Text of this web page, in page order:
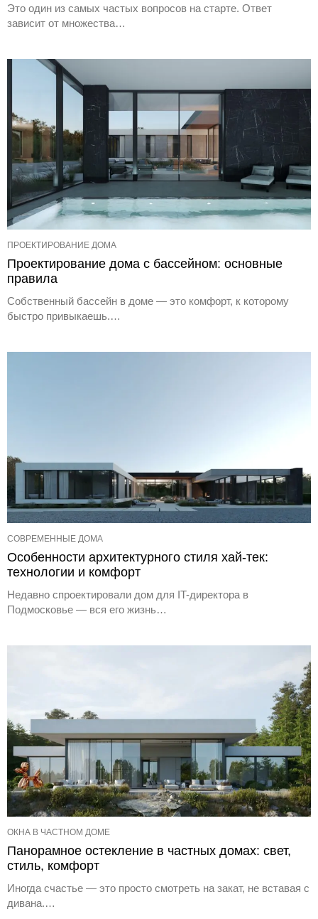
Это один из самых частых вопросов на старте. Ответ
зависит от множества…
ПРОЕКТИРОВАНИЕ ДОМА
Проектирование дома с бассейном: основные
правила
Собственный бассейн в доме — это комфорт, к которому
быстро привыкаешь.…
СОВРЕМЕННЫЕ ДОМА
Особенности архитектурного стиля хай-тек:
технологии и комфорт
Недавно спроектировали дом для IT-директора в
Подмосковье — вся его жизнь…
ОКНА В ЧАСТНОМ ДОМЕ
Панорамное остекление в частных домах: свет,
стиль, комфорт
Иногда счастье — это просто смотреть на закат, не вставая с
дивана.…